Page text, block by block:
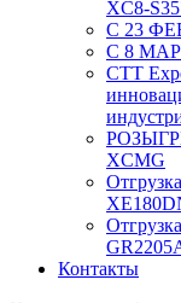
XC8-
С 23
С 8
CTT
XCMG
Контакты